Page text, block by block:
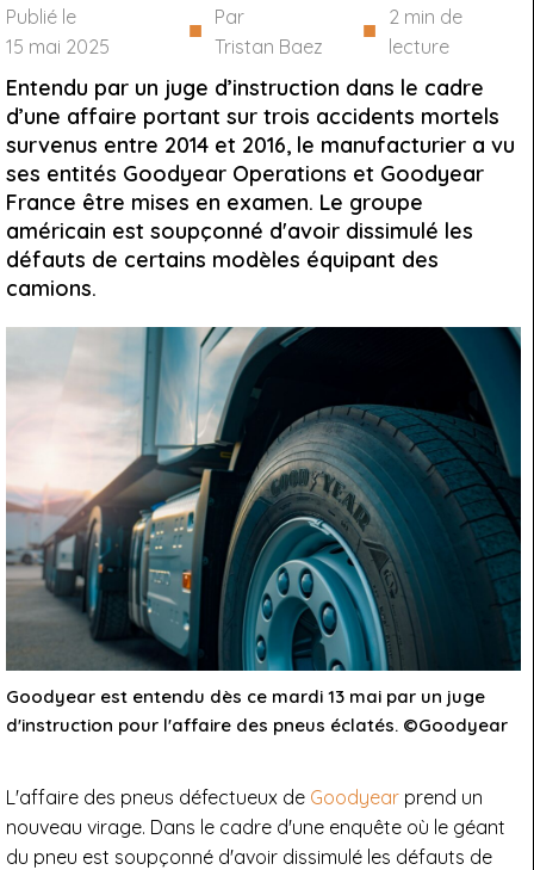
Publié le
15 mai 2025
■ Par
Tristan Baez
■ 2 min de
lecture
Entendu par un juge d’instruction dans le cadre
d’une affaire portant sur trois accidents mortels
survenus entre 2014 et 2016, le manufacturier a vu
ses entités Goodyear Operations et Goodyear
France être mises en examen. Le groupe
américain est soupçonné d'avoir dissimulé les
défauts de certains modèles équipant des
camions.
Goodyear est entendu dès ce mardi 13 mai par un juge
d'instruction pour l'affaire des pneus éclatés. ©Goodyear
L'affaire des pneus défectueux de Goodyear prend un
nouveau virage. Dans le cadre d'une enquête où le géant
du pneu est soupçonné d'avoir dissimulé les défauts de